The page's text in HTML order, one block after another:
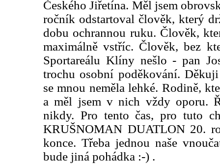
Českého Jiřetína. Měl jsem
ročník odstartoval člověk, který
dobu ochrannou ruku. Člověk,
maximálně vstříc. Člověk, bez
Sportareálu Klíny nešlo - pan
trochu osobní poděkování.
se mnou neměla lehké. Rodině,
a měl jsem v nich vždy oporu.
nikdy. Pro tento čas, pro tuto
KRUŠNOMAN DUATLON 20.
konce. Třeba jednou naše
bude jiná pohádka :-) .